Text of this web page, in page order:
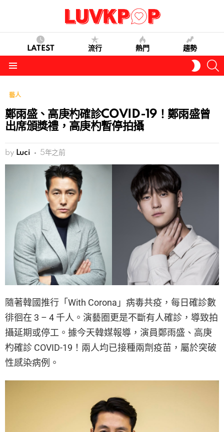
LATEST 流行 熱門 趨勢
SKIN
藝人
鄭雨盛、高庚杓確診COVID-19！鄭雨盛曾
出席頒獎禮，高庚杓暫停拍攝
by Luci 5年之前
隨著韓國推行「With Corona」病毒共疫，每日確診數
徘徊在 3 – 4 千人。演藝圈更是不斷有人確診，導致拍
攝延期或停工。據今天韓媒報導，演員鄭雨盛、高庚
杓確診 COVID-19！兩人均已接種兩劑疫苗，屬於突破
性感染病例。